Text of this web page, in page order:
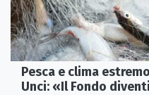
Pesca e clima
Unci: «Il Fondo